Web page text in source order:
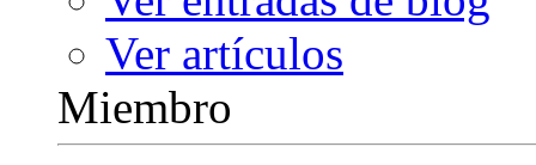
Ver artículos
Miembro